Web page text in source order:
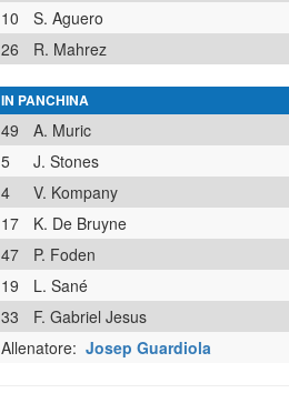
10
S. Aguero
26 R. Mahrez
IN PANCHINA
49
A. Muric
5
J. Stones
4
V. Kompany
17
K. De Bruyne
47
P. Foden
19
L. Sané
33 F. Gabriel Jesus
Allenatore: Josep Guardiola